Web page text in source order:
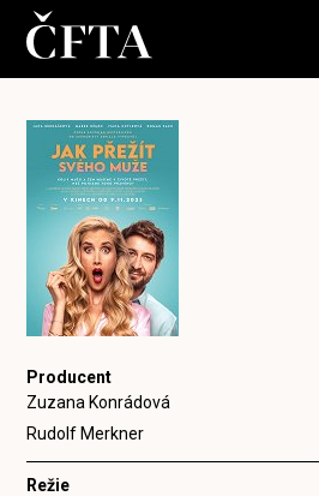
Producent
Zuzana Konrádová
Rudolf Merkner
Režie